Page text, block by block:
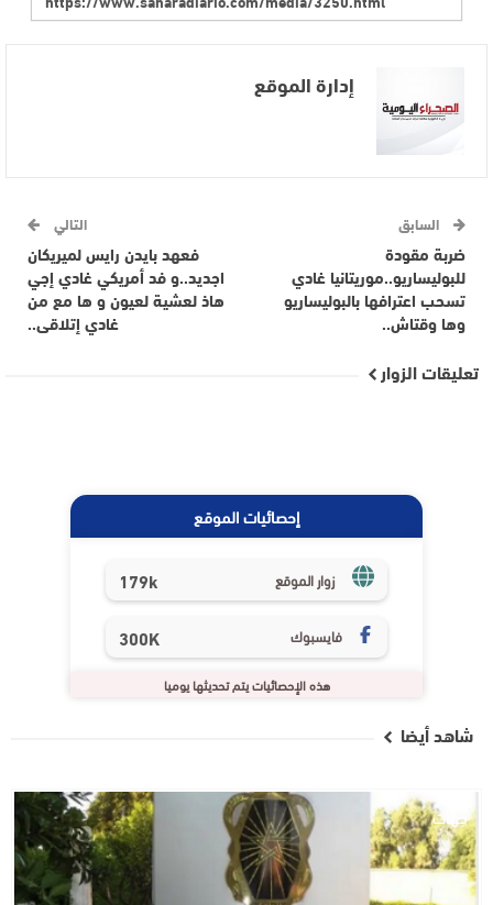
إدارة الموقع
السابق
ضربة مقودة
للبوليساريو..موريتانيا غادي
تسحب اعترافها بالبوليساريو
وها وقتاش..
التالي
فعهد بايدن رايس لميريكان
اجديد..و فد أمريكي غادي إجي
هاذ لعشية لعيون و ها مع من
غادي إتلاقى..
تعليقات الزوار
إحصائيات الموقع
زوار الموقع 179k
فايسبوك 300K
هذه الإحصائيات يتم تحديثها يوميا
شاهد أيضا
جهات